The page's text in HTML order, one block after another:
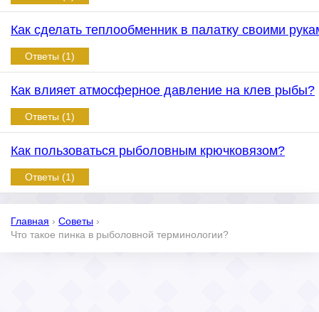
Как сделать теплообменник в палатку своими
Ответы (1)
Как влияет атмосферное давление на клев рыбы?
Ответы (1)
Как пользоваться рыболовным крючковязом?
Ответы (1)
Главная › Советы ›
Что такое пинка в рыболовной терминологии?